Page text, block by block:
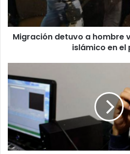
islámico
en
Migración detuvo a hombre
islámico en el
compositor
nacional,
Emilio
Morales
falleció
este
jueves